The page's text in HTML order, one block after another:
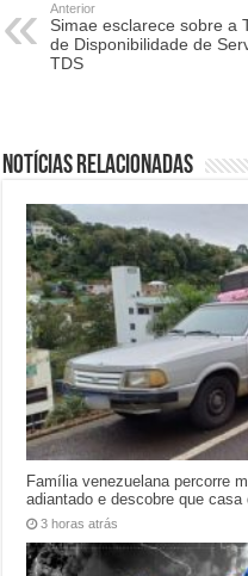
Anterior
Simae esclarece sobre a
de Disponibilidade de
TDS
Notícias relacionadas
Família venezuelana percorre
adiantado e descobre que
3 horas atrás